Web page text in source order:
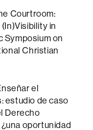
Courtroom:
in
Symposium on
Christian
el
estudio de caso
Derecho
oportunidad